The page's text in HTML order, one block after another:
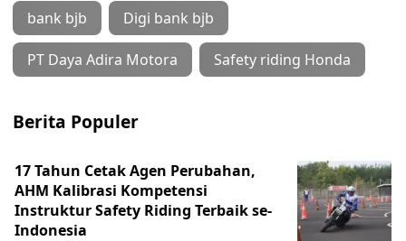
bank bjb Digi bank bjb
PT Daya Adira Motora Safety riding Honda
Berita Populer
17 Tahun Cetak Agen Perubahan,
AHM Kalibrasi Kompetensi
Instruktur Safety Riding Terbaik se-
Indonesia